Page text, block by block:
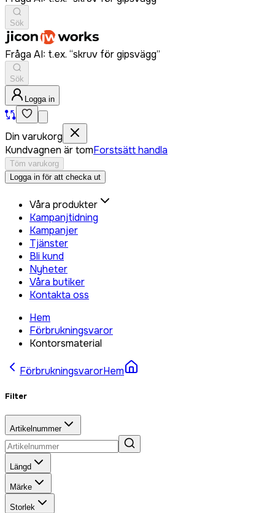
Sök
Fråga AI: t.ex. “skruv för gipsvägg”
Sök
Logga in
Din varukorg
Kundvagnen är tomForstsätt handla
Töm varukorg
Logga in för att checka ut
Våra produkter
Kampanjtidning
Kampanjer
Tjänster
Bli kund
Nyheter
Våra butiker
Kontakta oss
Hem
Förbrukningsvaror
Kontorsmaterial
FörbrukningsvarorHem
Filter
Artikelnummer
Längd
Märke
Storlek